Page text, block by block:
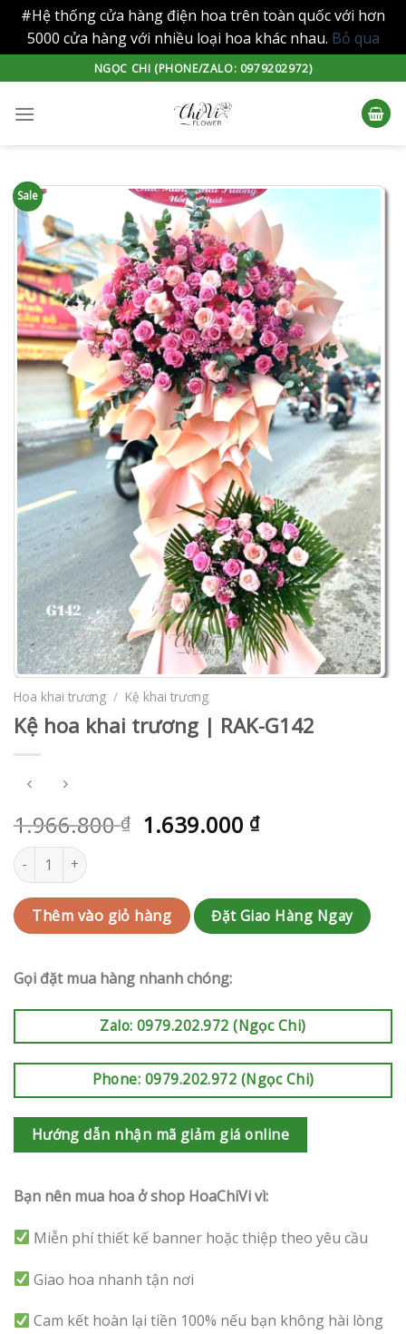
#Hệ thống cửa hàng điện hoa trên toàn quốc với hơn
5000 cửa hàng với nhiều loại hoa khác nhau. Bỏ qua
to
content
NGỌC CHI (PHONE/ZALO: 0979202972)
Sale
Hoa khai trương / Kệ khai trương
Kệ hoa khai trương | RAK-G142
1.966.800₫ 1.639.000 ₫
Kệ hoa khai trương | RAK-G142 số lượng
Thêm vào giỏ hàng Đặt Giao Hàng Ngay
Gọi đặt mua hàng nhanh chóng:
Zalo: 0979.202.972 (Ngọc Chi)
Phone: 0979.202.972 (Ngọc Chi)
Hướng dẫn nhận mã giảm giá online
Bạn nên mua hoa ở shop HoaChiVi vì:
Miễn phí thiết kế banner hoặc thiệp theo yêu cầu
Giao hoa nhanh tận nơi
Cam kết hoàn lại tiền 100% nếu bạn không hài lòng